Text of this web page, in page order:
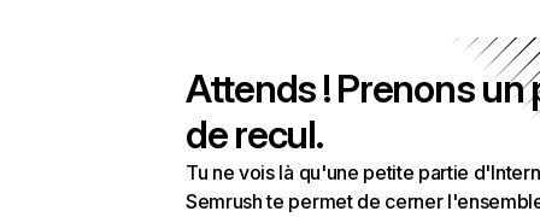
Attends ! Prenons un
de recul.
Tu ne vois là qu'une petite partie
Semrush te permet de cerner